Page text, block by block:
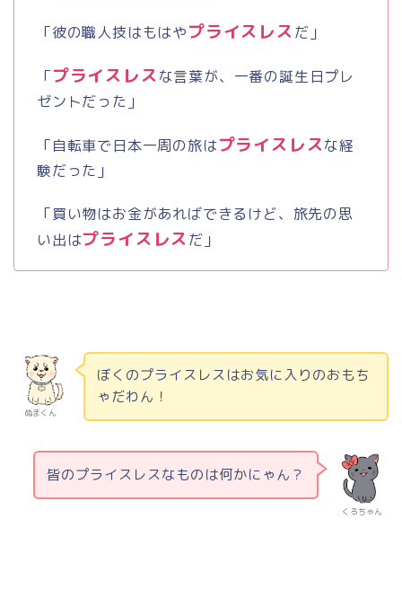
「彼の職人技はもはやプライスレス だ」
「プライスレス な言葉が、一番の誕生日プレ
ゼントだった」
「自転車で日本一周の旅はプライスレスな経
験だった」
「買い物はお金があればできるけど、旅先の思
い出はプライスレス だ」
ぬまくん
ぼくのプライスレスはお気に入りのおもち
ゃだわん！
くろちゃん
皆のプライスレスなものは何かにゃん？